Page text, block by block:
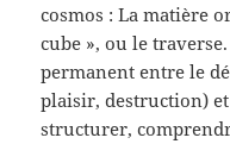
cosmos : La matière
cube », ou le
permanent entre le
plaisir, destruction)
structurer,